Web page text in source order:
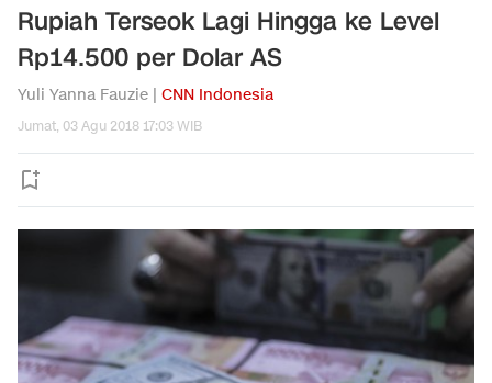
Rupiah Terseok Lagi Hingga ke Level
Rp14.500 per Dolar AS
Yuli Yanna Fauzie | CNN Indonesia
Jumat, 03 Agu 2018 17:03 WIB